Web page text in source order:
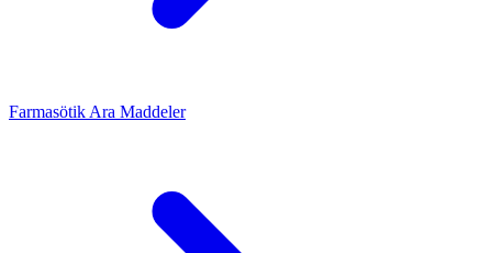
Farmasötik Ara Maddeler